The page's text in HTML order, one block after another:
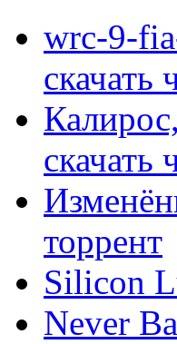
wrc-9-
скачать
скачать
торрент
Silicon
Never